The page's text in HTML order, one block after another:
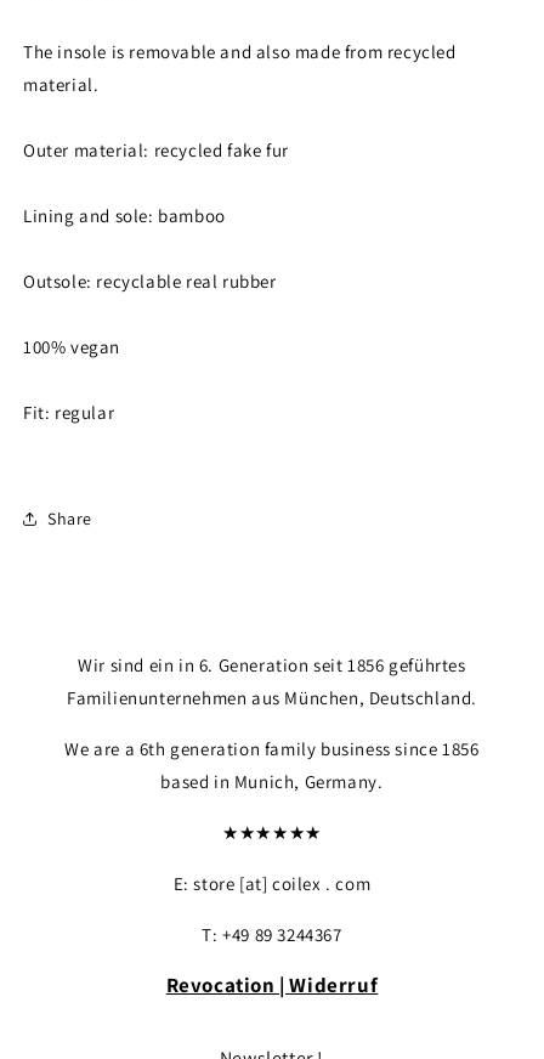
The insole is removable and also made from recycled
material.
Outer material: recycled fake fur
Lining and sole: bamboo
Outsole: recyclable real rubber
100% vegan
Fit: regular
Share
Wir sind ein in 6. Generation seit 1856 geführtes
Familienunternehmen aus München, Deutschland.
We are a 6th generation family business since 1856
based in Munich, Germany.
★★★★★★
E: store [at] coilex . com
T: +49 89 3244367
Revocation | Widerruf